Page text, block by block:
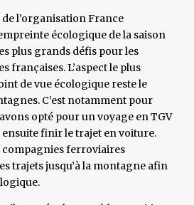
l’organisation France
écologique de la saison
plus grands défis pour les
françaises. L’aspect le plus
de vue écologique reste le
C’est notamment pour
opté pour un voyage en TGV
ensuite finir le trajet en voiture.
compagnies ferroviaires
trajets jusqu’à la montagne afin